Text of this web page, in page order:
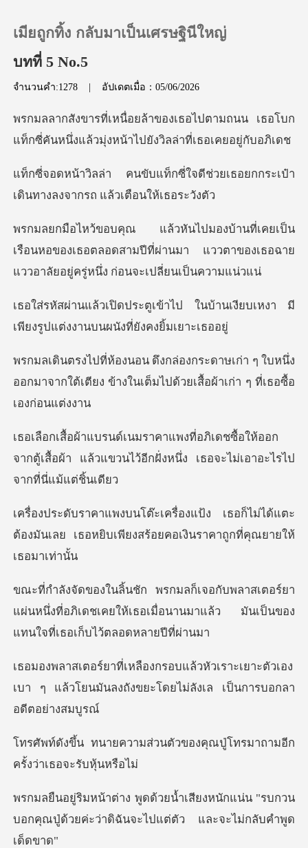
เติมเงิน
ประวัติการอ่าน
ออกจากระบบ
ดาวน์โหลดแอป
เมียถูกทิ้ง กลับมาเป็นเศรษฐินีใหญ่
บทที่ 5 No.5
จำนวนคำ:1278 | อัปเดตเมื่อ：05/06/2026
ามถนน เธอโบก
แท็กซี่คันหนึ่งแล้วมุ่งห
ซี่ใจดีช่วยเธอยกกระเป๋า
เดินทาง
เรือนหอของเธอตลอดสามปีที่ผ่านมา แววตาของเธอฉาย
แ
ป ในบ้านเงียบเหงา มี
เพียงรูปแต่ง
่า ๆ ใบหนึ่ง
ออกมาจากใต้เตียง ข้างในเต็มไป
้อให้ออก
จากตู้เสื้อผ้า แล้วแขวนไว้อีกฝั่งหน
ธอก็ไม่ได้แตะ
ต้องมันเลย เธอหยิบเพียงสร้
อร์ยา
แผ่นหนึ่งที่อภิเดชเคยให้เธอเมื่อนานมาแล้ว
ราะเยาะตัวเอง
เบา ๆ แล้วโยนมันลงถังขยะโ
วนตัวของคุณปู่โทรมาถามอีก
ค
งหนักแน่น "รบกวน
บอกคุณปู่ด้วยค่ะว่าดิฉ